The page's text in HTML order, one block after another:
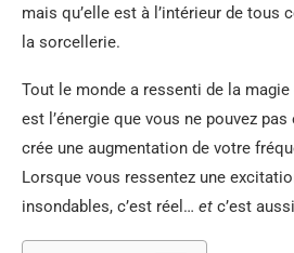
mais qu’elle est à l’intérieur de tous
la sorcellerie.
Tout le monde a ressenti de la
est l’énergie que vous ne pouvez
crée une augmentation de votre
Lorsque vous ressentez une
insondables, c’est réel… et c’est